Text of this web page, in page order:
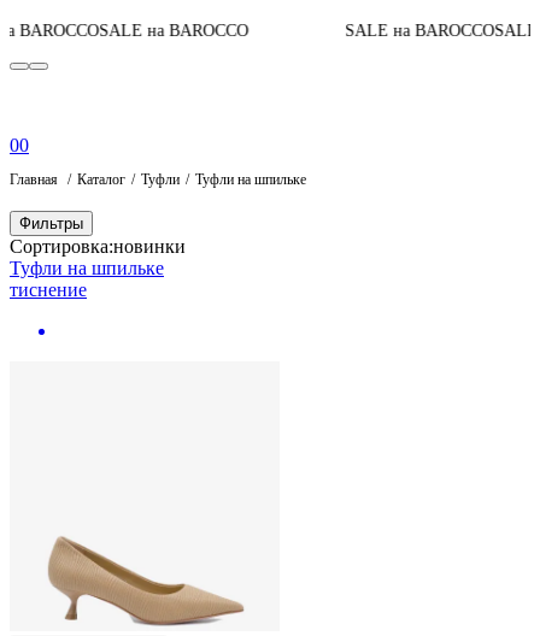
SALE на BAROCCO SALE на BAROCCOSALE
00
Главная Каталог Туфли Туфли на шпильке
Фильтры
Сортировка:новинки
Туфли на шпильке
тиснение